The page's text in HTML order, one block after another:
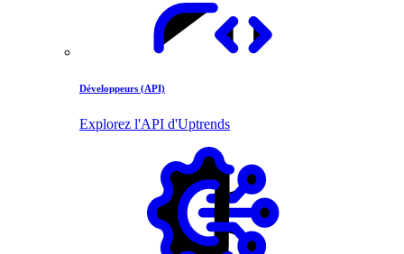
Développeurs (API)
Explorez l'API d'Uptrends